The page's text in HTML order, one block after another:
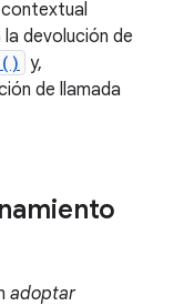
devolución de
y,
de llamada
adoptar